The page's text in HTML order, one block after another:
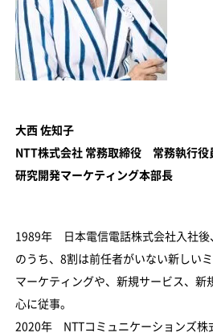
大西 佐知子
NTT株式会社 常務取締役 常務執行
研究開発マーケティング本部長
1989年 日本電信電話株式会社入社後
のうち、8割は前任者がいない新しいミ
マーケティングや、新規サービス、新
心に従事。
2020年 NTTコミュニケーションズ